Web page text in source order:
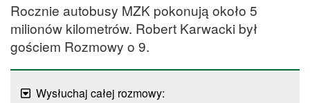
Rocznie autobusy MZK pokonują około 5
milionów kilometrów. Robert Karwacki był
gościem Rozmowy o 9.
Wysłuchaj całej rozmowy: